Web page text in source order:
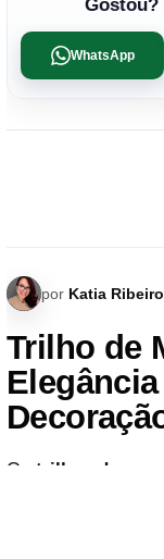
Gostou?
WhatsApp
por Katia Ribeiro
Trilho de
Os trilhos de